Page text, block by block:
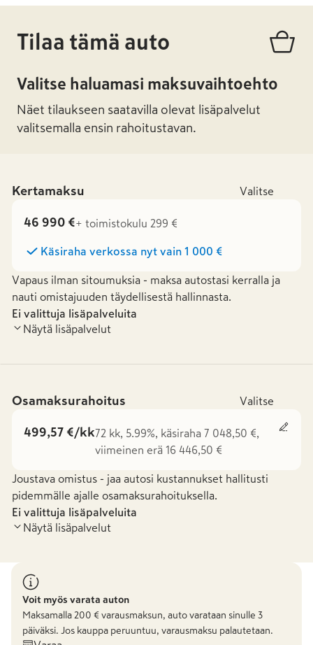
Tilaa tämä auto
Valitse haluamasi maksuvaihtoehto
Näet tilaukseen saatavilla olevat lisäpalvelut
valitsemalla ensin rahoitustavan.
Kertamaksu Valitse
46 990 €+ toimistokulu 299 €
Käsiraha verkossa nyt vain 1 000 €
Vapaus ilman sitoumuksia - maksa autostasi kerralla ja
nauti omistajuuden täydellisestä hallinnasta.
Ei valittuja lisäpalveluita
Näytä lisäpalvelut
Osamaksurahoitus Valitse
499,57 €/kk72 kk, 5.99%, käsiraha 7 048,50 €,
viimeinen erä 16 446,50 €
Joustava omistus - jaa autosi kustannukset hallitusti
pidemmälle ajalle osamaksurahoituksella.
Ei valittuja lisäpalveluita
Näytä lisäpalvelut
Voit myös varata auton
Maksamalla 200 € varausmaksun, auto varataan sinulle 3
päiväksi. Jos kauppa peruuntuu, varausmaksu palautetaan.